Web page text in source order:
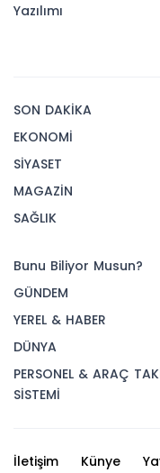
Yazılımı
SON DAKİKA
EKONOMİ
SİYASET
MAGAZİN
SAĞLIK
Bunu Biliyor Musun?
GÜNDEM
YEREL & HABER
DÜNYA
PERSONEL & ARAÇ
SİSTEMİ
İletişim Künye